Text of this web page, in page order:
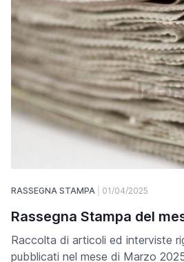
RASSEGNA STAMPA 01/04/2025
Rassegna Stampa del
Raccolta di articoli ed interviste
pubblicati nel mese di Marzo